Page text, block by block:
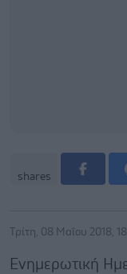
shares
Τρίτη, 08 Μαΐου 2018,
Ενημερωτική